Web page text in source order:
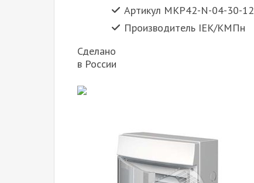
Артикул MKP42-N-04-30-12
Производитель IEK/КМПн
Сделано
в России